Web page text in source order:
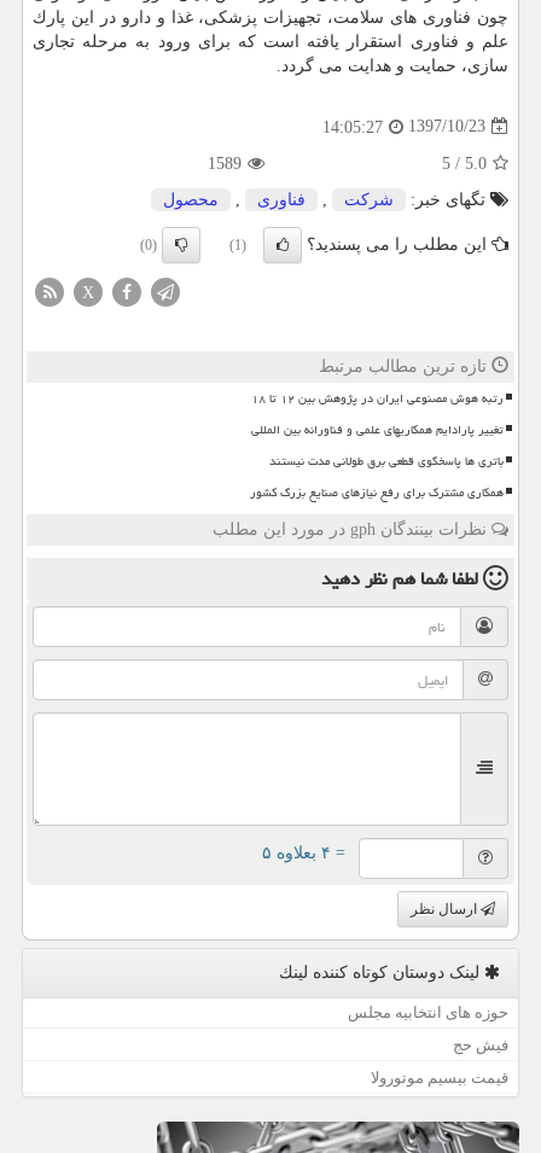
چون فناوری های سلامت، تجهیزات پزشكی، غذا و دارو در این پارك
علم و فناوری استقرار یافته است كه برای ورود به مرحله تجاری
سازی، حمایت و هدایت می گردد.
1397/10/23
14:05:27
5.0
/
5
1589
تگهای خبر:
شركت , فناوری , محصول
این مطلب را می پسندید؟ (1)
(0)
X
تازه ترین مطالب مرتبط
رتبه هوش مصنوعی ایران در پژوهش بین ۱۲ تا ۱۸
تغییر پارادایم همکاریهای علمی و فناورانه بین المللی
باتری ها پاسخگوی قطعی برق طولانی مدت نیستند
همکاری مشترک برای رفع نیازهای صنایع بزرگ کشور
نظرات بینندگان gph در مورد این مطلب
لطفا شما همنظر دهید
= ۴ بعلاوه ۵
ارسال نظر
لینک دوستان كوتاه كننده لینك
حوزه های انتخابیه مجلس
فیش حج
قیمت بیسیم موتورولا